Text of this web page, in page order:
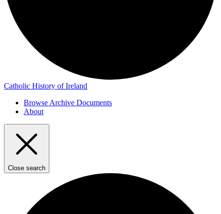
Catholic History of Ireland
Browse Archive Documents
About
Close search